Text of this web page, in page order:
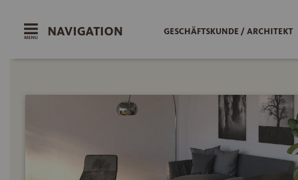
NAVIGATION GESCHÄFTSKUNDE / ARCHITEKT